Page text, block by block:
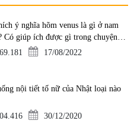
ý nghĩa hõm venus là gì ở nam
Có giúp ích được gì trong chuyện ấy
17/08/2022
nội tiết tố nữ của Nhật loại nào
30/12/2020